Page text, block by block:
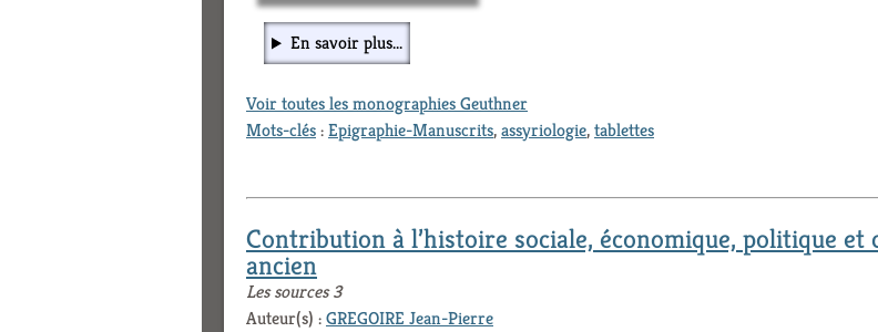
En savoir plus...
Voir toutes les monographies Geuthner
Mots-clés:Epigraphie-Manuscrits,assyriologie,tablettes
Contribution à l’histoire sociale, économique, politique
ancien
Les sources 3
Auteur(s) :GREGOIRE Jean-Pierre